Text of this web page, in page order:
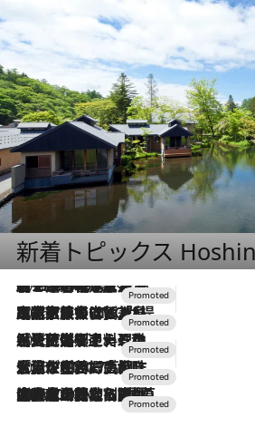
新着トピックス
2026.8.7
【トンボの足水浴】ヒノキの香りに包まれて涼感マックス！約13℃の湧水かけ流しを避暑地「星野温泉 トンボの湯」で体験
2026.7.31
【ホテル帰省】という選択肢をOMOが提案。家族とほどよい距離を保つには「昼は実家、夜は気兼ねなくホテルで！」
2026.7.24
【夏限定ディナーコース】旬を迎える稚鮎や花ズッキーニなどをイタリア・トスカーナの郷土料理の手法で満喫！
2026.7.17
「土佐和ハーブかき氷」がOMO7高知に登場！生姜、山椒、大葉など目にも舌にも涼を呼ぶ郷土の味
2026.7.10
NEW OPEN！【界 草津】名湯の地に誕生。趣の異なる2種の温泉と上州ならではの会席・蕎麦割烹など美食を味わう究極の癒やし旅